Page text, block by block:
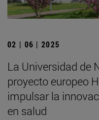
02 | 06 | 2025
La Universidad de
proyecto europeo
impulsar la
en salud